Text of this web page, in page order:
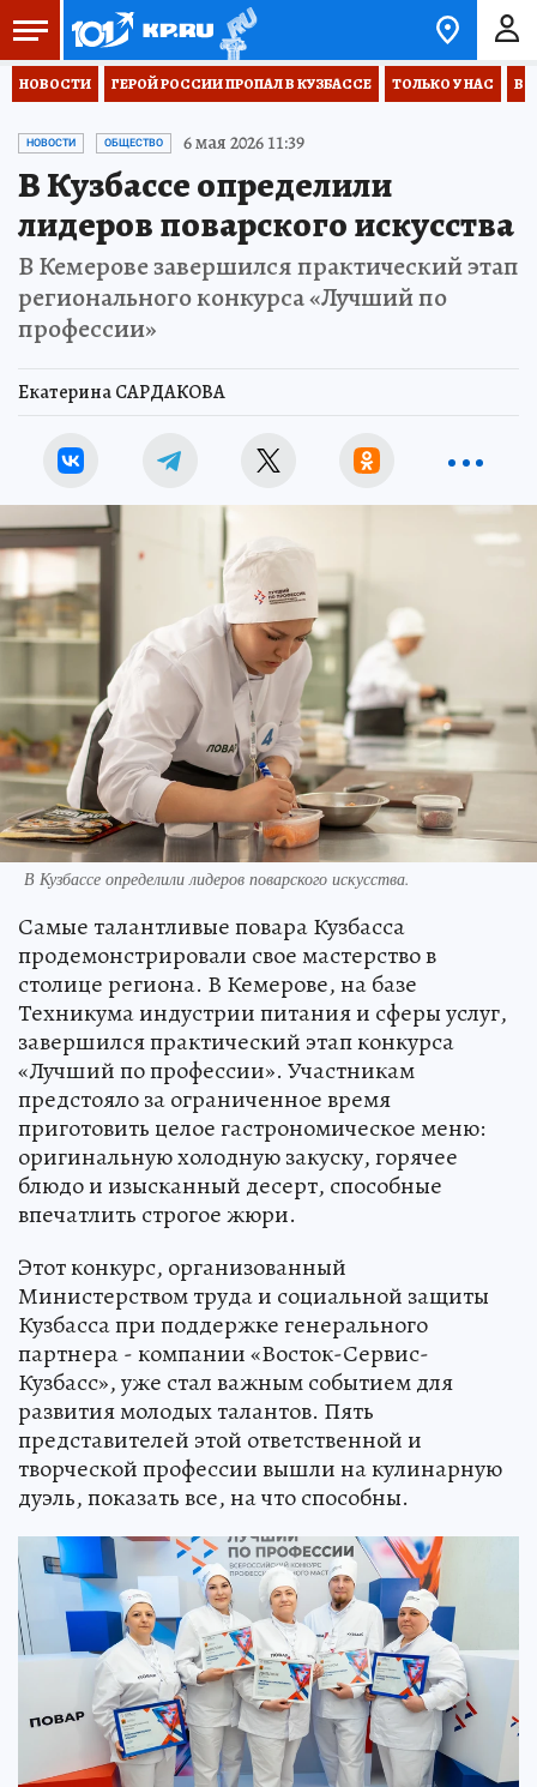
НОВОСТИ ГЕРОЙ РОССИИ ПРОПАЛ В КУЗБАССЕ ТОЛЬКО У НАС
НОВОСТИ ОБЩЕСТВО 6 мая 2026 11:39
В Кузбассе определили
лидеров поварского искусства
В Кемерове завершился практический этап
регионального конкурса «Лучший по
профессии»
Екатерина САРДАКОВА
В Кузбассе определили лидеров поварского искусства.
Самые талантливые повара Кузбасса
продемонстрировали свое мастерство в
столице региона. В Кемерове, на базе
Техникума индустрии питания и сферы услуг,
завершился практический этап конкурса
«Лучший по профессии». Участникам
предстояло за ограниченное время
приготовить целое гастрономическое меню:
оригинальную холодную закуску, горячее
блюдо и изысканный десерт, способные
впечатлить строгое жюри.
Этот конкурс, организованный
Министерством труда и социальной защиты
Кузбасса при поддержке генерального
партнера - компании «Восток-Сервис-
Кузбасс», уже стал важным событием для
развития молодых талантов. Пять
представителей этой ответственной и
творческой профессии вышли на кулинарную
дуэль, показать все, на что способны.